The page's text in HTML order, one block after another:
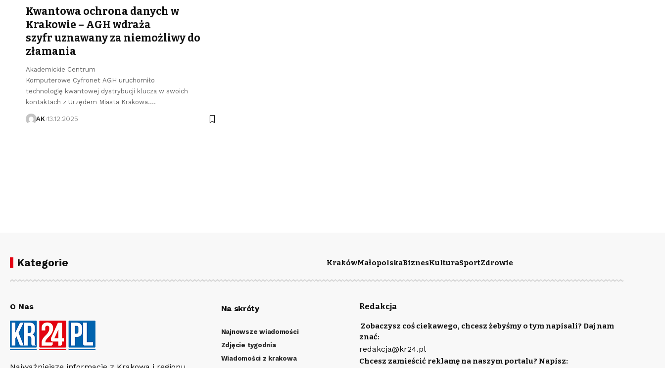
Kwantowa ochrona danych w
Krakowie – AGH wdraża
szyfr uznawany za niemożliwy do
złamania
Akademickie Centrum
Komputerowe Cyfronet AGH uruchomiło
technologię kwantowej dystrybucji klucza w swoich
kontaktach z Urzędem Miasta Krakowa.…
AK 13.12.2025
Kategorie KrakówMałopolskaBiznesKulturaSportZdrowie
O Nas Na skróty
Najnowsze wiadomości
Zdjęcie tygodnia
Wiadomości z krakowa
Redakcja
Zobaczysz coś ciekawego, chcesz żebyśmy o tym napisali? Daj nam
znać:
redakcja@kr24.pl
Chcesz zamieścić reklamę na naszym portalu? Napisz: